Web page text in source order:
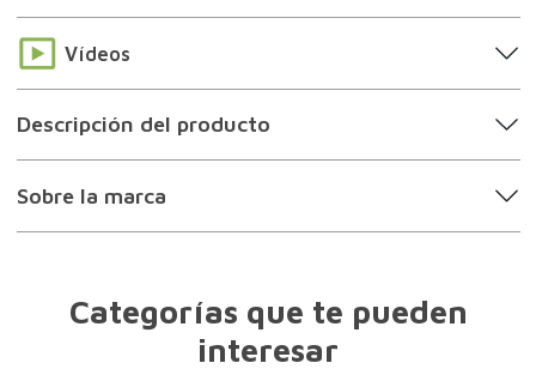
Vídeos
Descripción del producto
Sobre la marca
Categorías que te pueden
interesar